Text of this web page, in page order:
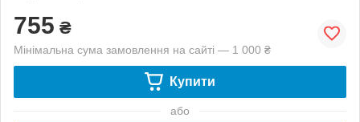
755 ₴
Мінімальна сума замовлення на сайті — 1 000 ₴
Купити
або